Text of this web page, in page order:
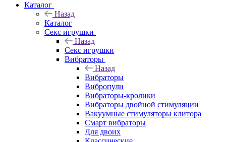
Каталог
Назад
Каталог
Секс игрушки
Назад
Секс игрушки
Вибраторы
Назад
Вибраторы
Вибропули
Вибраторы-кролики
Вибраторы двойной стимуляции
Вакуумные стимуляторы клитора
Смарт вибраторы
Для двоих